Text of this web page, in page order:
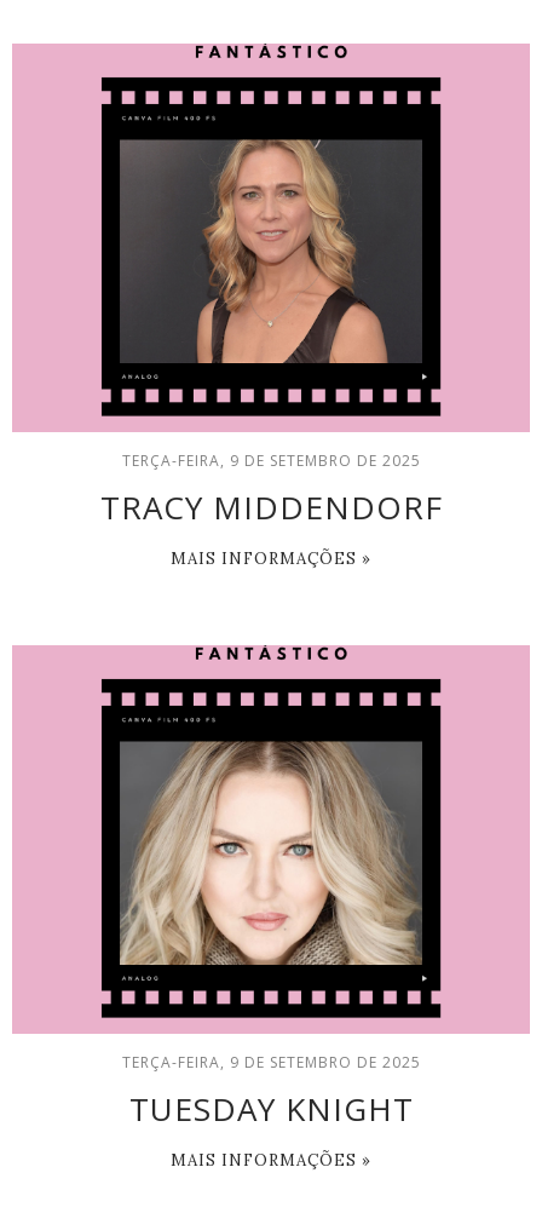
TERÇA-FEIRA, 9 DE SETEMBRO DE 2025
TRACY MIDDENDORF
MAIS INFORMAÇÕES »
TERÇA-FEIRA, 9 DE SETEMBRO DE 2025
TUESDAY KNIGHT
MAIS INFORMAÇÕES »